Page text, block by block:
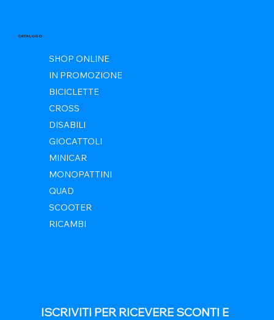
CATALOGO
SHOP ONLINE
IN PROMOZIONE
BICICLETTE
CROSS
DISABILI
GIOCATTOLI
MINICAR
MONOPATTINI
QUAD
SCOOTER
RICAMBI
ISCRIVITI PER RICEVERE SCONTI E